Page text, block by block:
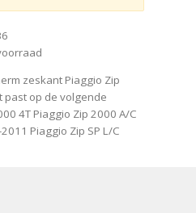
zeskant Piaggio Zip
past op de volgende
4T Piaggio Zip 2000 A/C
Piaggio Zip SP L/C